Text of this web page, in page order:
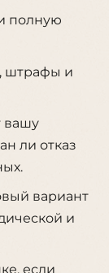
полную
штрафы и
вашу
ли отказ
вариант
и
если